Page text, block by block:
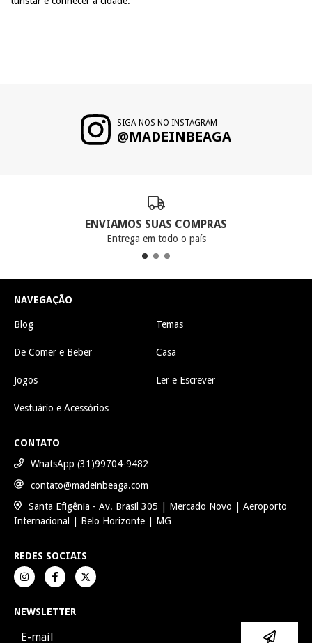
SIGA-NOS NO INSTAGRAM
@MADEINBEAGA
ENVIAMOS SUAS COMPRAS
Entrega em todo o país
NAVEGAÇÃO
Blog Temas
De Comer e Beber Casa
Jogos Ler e Escrever
Vestuário e Acessórios
CONTATO
WhatsApp (31)99704-9482
contato@madeinbeaga.com
Santa Efigênia - Av. Brasil 305 | Mercado Novo | Aeroporto
Internacional | Belo Horizonte | MG
REDES SOCIAIS
NEWSLETTER